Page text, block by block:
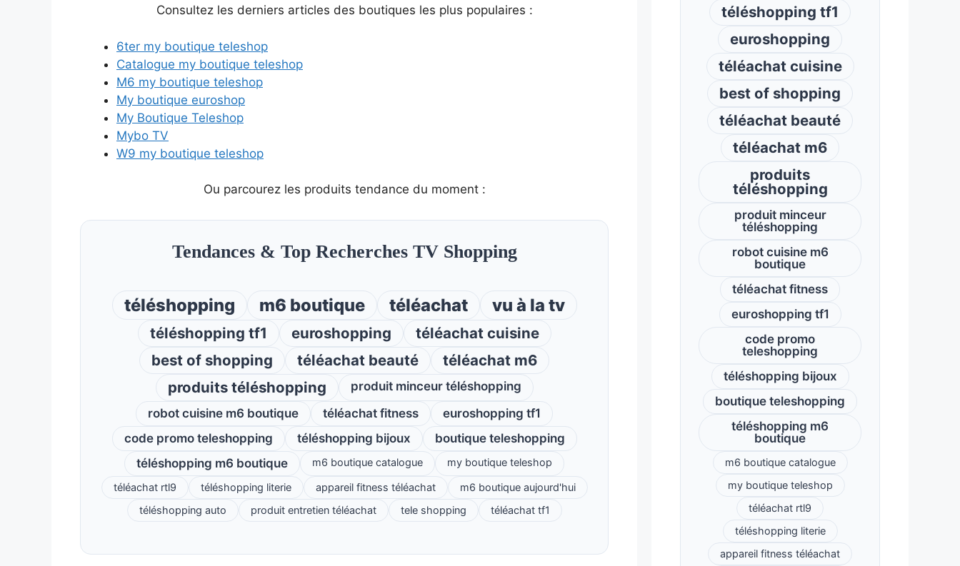
Consultez les derniers articles des boutiques les plus populaires :
6ter my boutique teleshop
Catalogue my boutique teleshop
M6 my boutique teleshop
My boutique euroshop
My Boutique Teleshop
Mybo TV
W9 my boutique teleshop
Ou parcourez les produits tendance du moment :
Tendances & Top Recherches TV Shopping
téléshopping m6 boutique téléachat vu à la tv
téléshopping tf1 euroshopping
téléachat cuisine
best of shopping
téléachat beauté
téléachat m6
produits téléshopping
produit minceur téléshopping
robot cuisine m6 boutique
téléachat fitness
euroshopping tf1
code promo teleshopping
téléshopping bijoux
boutique teleshopping
téléshopping m6 boutique
m6 boutique catalogue my boutique teleshop
téléachat rtl9 téléshopping literie appareil fitness téléachat
m6 boutique aujourd'hui
téléshopping auto
produit entretien téléachat tele shopping téléachat tf1
téléshopping tf1
euroshopping
téléachat cuisine
best of shopping
téléachat beauté
téléachat m6
produits
téléshopping
produit minceur
téléshopping
robot cuisine m6
boutique
téléachat fitness
euroshopping tf1
code promo
teleshopping
téléshopping bijoux
boutique teleshopping
téléshopping m6
boutique
m6 boutique catalogue
my boutique teleshop
téléachat rtl9
téléshopping literie
appareil fitness téléachat